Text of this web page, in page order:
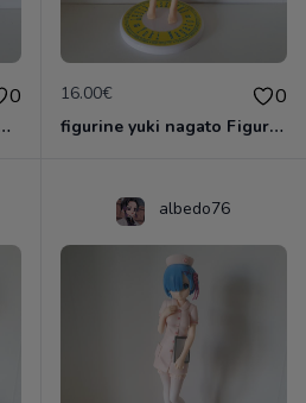
0
Rin Miracle Star Resort SPM Figure
16.00€ 0
figurine yuki nagato Figurine La Mélancolie de Haruhi Suzumiya SEGA 2007
albedo76